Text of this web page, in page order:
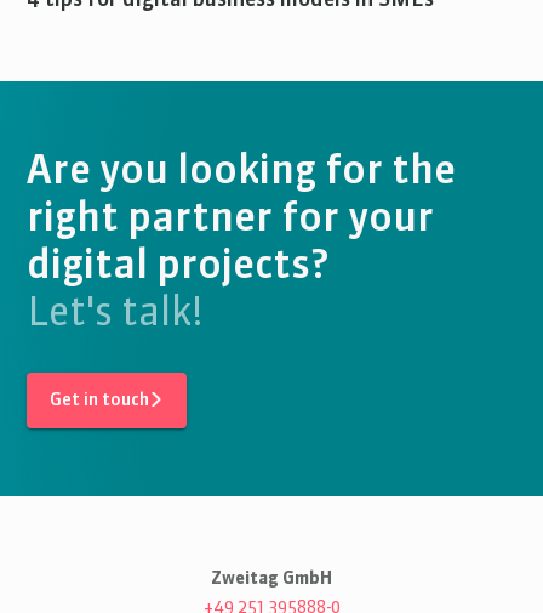
Are you looking for the
right partner for your
digital projects?
Let's talk!
Get in touch
Zweitag GmbH
+49 251 395888-0